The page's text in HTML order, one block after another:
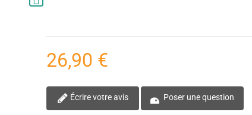
26,90 €
Écrire votre avis Poser une question